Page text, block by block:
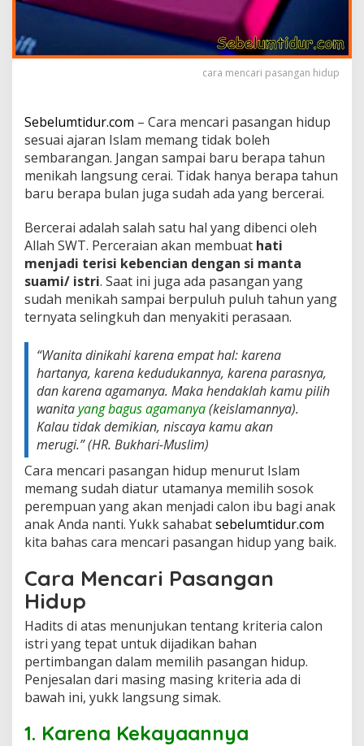
H
i
u
u
a
i
S
y
a
i
a
t
I
s
l
a
H
a
d
i
t
s
R
s
u
l
u
l
h
cara mencari pasangan hidup
Sebelumtidur.com – Cara mencari pasangan hidup
sesuai ajaran Islam memang tidak boleh
sembarangan. Jangan sampai baru berapa tahun
menikah langsung cerai. Tidak hanya berapa tahun
baru berapa bulan juga sudah ada yang bercerai.
Bercerai adalah salah satu hal yang dibenci oleh
Allah SWT. Perceraian akan membuat hati
menjadi terisi kebencian dengan si manta
suami/ istri. Saat ini juga ada pasangan yang
sudah menikah sampai berpuluh puluh tahun yang
ternyata selingkuh dan menyakiti perasaan.
“Wanita dinikahi karena empat hal: karena
hartanya, karena kedudukannya, karena parasnya,
dan karena agamanya. Maka hendaklah kamu pilih
wanitayang bagus agamanya(keislamannya).
Kalau tidak demikian, niscaya kamu akan
merugi.”(HR. Bukhari-Muslim)
Cara mencari pasangan hidup menurut Islam
memang sudah diatur utamanya memilih sosok
perempuan yang akan menjadi calon ibu bagi anak
anak Anda nanti. Yukk sahabatsebelumtidur.com
kita bahas cara mencari pasangan hidup yang baik.
Cara Mencari Pasangan
Hidup
Hadits di atas menunjukan tentang kriteria calon
istri yang tepat untuk dijadikan bahan
pertimbangan dalam memilih pasangan hidup.
Penjesalan dari masing masing kriteria ada di
bawah ini, yukk langsung simak.
1. Karena Kekayaannya